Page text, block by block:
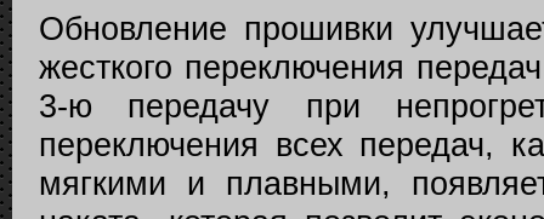
Обновление прошивки
жесткого переключения
3-ю передачу при
переключения всех передач,
мягкими и плавными,